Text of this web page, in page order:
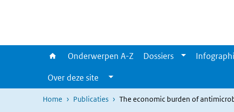
Onderwerpen A-Z Dossiers
Over deze site
Home Publicaties The economic burden of